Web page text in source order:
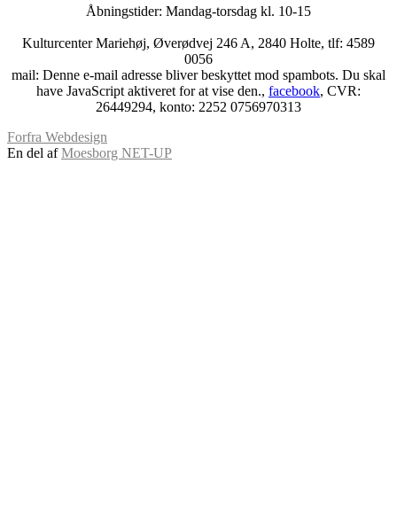
Åbningstider: Mandag-torsdag kl. 10-15
Kulturcenter Mariehøj, Øverødvej 246 A, 2840 Holte, tlf: 4589
0056
mail: Denne e-mail adresse bliver beskyttet mod spambots. Du skal
have JavaScript aktiveret for at vise den., facebook, CVR:
26449294, konto: 2252 0756970313
Forfra Webdesign
En del afMoesborg NET-UP